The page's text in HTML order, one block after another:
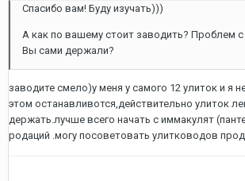
Спасибо вам! Буду изучать)))
А как по вашему стоит заводить? Проблем с
Вы сами держали?
заводите смело)у меня у самого 12 улиток и я
этом останавливотся,действительно улиток
держать.лучше всего начать с иммакулят
родаций .могу посоветовать улитководов